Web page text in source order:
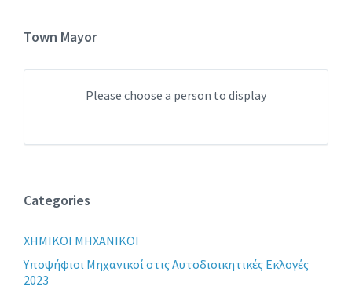
Town Mayor
Please choose a person to display
Categories
XHMIKOI MHXANIKOI
Yποψήφιοι Μηχανικοί στις Αυτοδιοικητικές Εκλογές
2023